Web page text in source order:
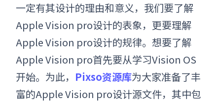
一定有其设计的理由和意义，我们要了解
Apple Vision pro设计的表象，更要理解
Apple Vision pro设计的规律。想要了解
Apple Vision pro首先要从学习Vision OS
开始。为此， Pixso资源库为大家准备了丰
富的Apple Vision pro设计源文件，其中包